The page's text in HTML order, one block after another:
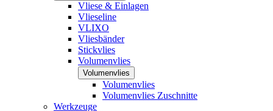
Vliese & Einlagen
Vlieseline
VLIXO
Vliesbänder
Stickvlies
Volumenvlies
Volumenvlies
Volumenvlies
Volumenvlies Zuschnitte
Werkzeuge